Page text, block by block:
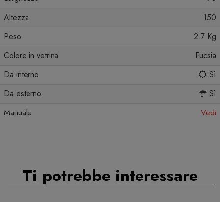
Altezza
150
Peso
2.7 Kg
Colore in vetrina
Fucsia
Da interno
Sì
Da esterno
Sì
Manuale
Vedi
Ti potrebbe interessare